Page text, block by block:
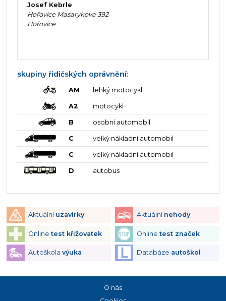
Josef Kebrle
Hořovice Masarykova 392
Hořovice
skupiny řidičských oprávnění:
AM lehký motocykl
A2 motocykl
B osobní automobil
C velký nákladní automobil
C velký nákladní automobil
D autobus
Aktuální uzavírky Aktuální nehody
Onlinetest křižovatek Onlinetest značek
Autoškola výuka Databáze autoškol
O nás